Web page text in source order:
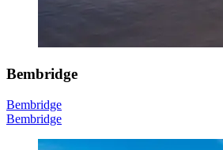
Bembridge
Bembridge
Bembridge